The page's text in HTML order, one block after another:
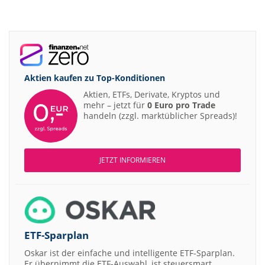
Aktien kaufen zu Top-Konditionen
Aktien, ETFs, Derivate, Kryptos und
mehr – jetzt für 0 Euro pro Trade
handeln (zzgl. marktüblicher Spreads)!
JETZT INFORMIEREN
ETF-Sparplan
Oskar ist der einfache und intelligente ETF-Sparplan.